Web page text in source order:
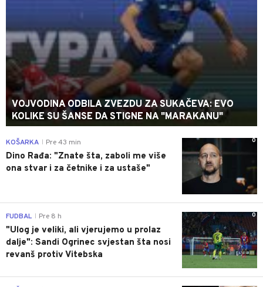
VOJVODINA ODBILA ZVEZDU ZA SUKAČEVA: EVO
KOLIKE SU ŠANSE DA STIGNE NA "MARAKANU"
0
KOŠARKA Pre 43 min
Dino Rađa: "Znate šta, zaboli me više
ona stvar i za četnike i za ustaše"
0
FUDBAL Pre 8 h
"Ulog je veliki, ali vjerujemo u prolaz
dalje": Sandi Ogrinec svjestan šta nosi
revanš protiv Vitebska